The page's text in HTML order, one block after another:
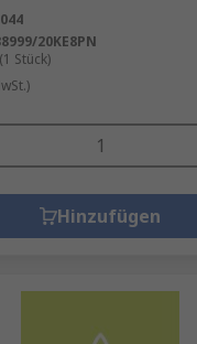
20KE8PN
Stück)
Hinzufügen